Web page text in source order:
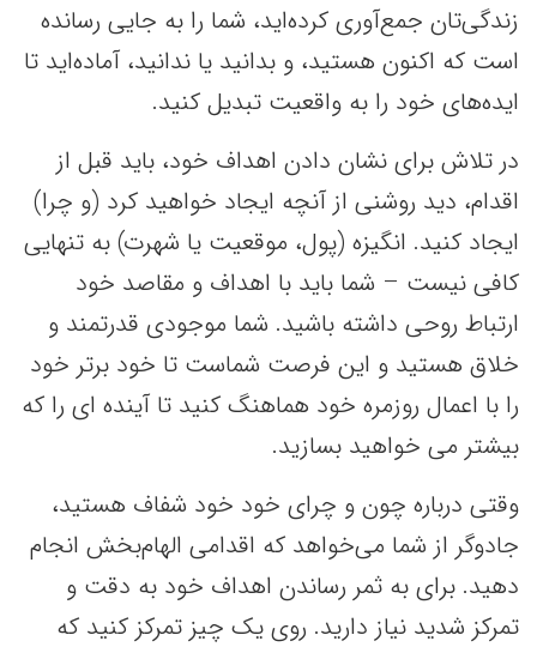
زندگی‌تان جمع‌آوری کرده‌اید، شما را به جایی رسانده
است که اکنون هستید، و بدانید یا ندانید، آماده‌اید تا
ایده‌های خود را به واقعیت تبدیل کنید.
در تلاش برای نشان دادن اهداف خود، باید قبل از
اقدام، دید روشنی از آنچه ایجاد خواهید کرد (و چرا)
ایجاد کنید. انگیزه (پول، موقعیت یا شهرت) به تنهایی
کافی نیست – شما باید با اهداف و مقاصد خود
ارتباط روحی داشته باشید. شما موجودی قدرتمند و
خلاق هستید و این فرصت شماست تا خود برتر خود
را با اعمال روزمره خود هماهنگ کنید تا آینده ای را که
بیشتر می خواهید بسازید.
وقتی درباره چون و چرای خود خود شفاف هستید،
جادوگر از شما می‌خواهد که اقدامی الهام‌بخش انجام
دهید. برای به ثمر رساندن اهداف خود به دقت و
تمرکز شدید نیاز دارید. روی یک چیز تمرکز کنید که